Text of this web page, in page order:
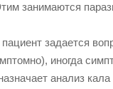
занимаются
задается
иногда
анализ